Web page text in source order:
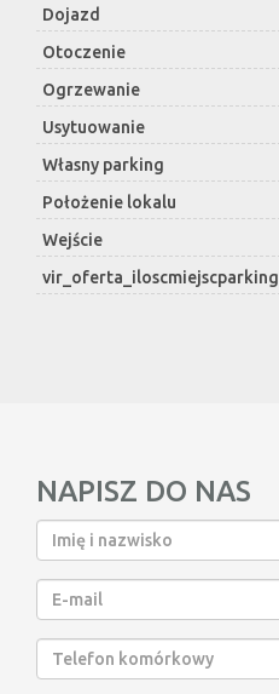
Dojazd
Otoczenie
Ogrzewanie
Usytuowanie
Własny parking
Położenie lokalu
Wejście
vir_oferta_iloscmiejscparking
NAPISZ DO NAS